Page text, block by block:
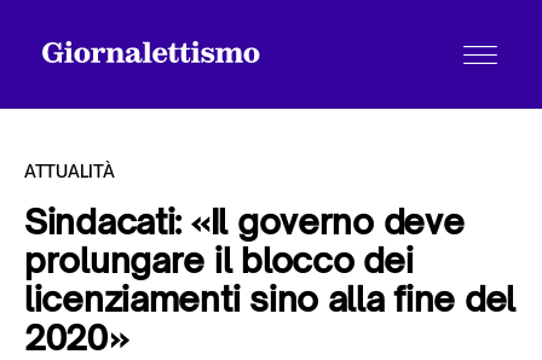
Tutti gli articoli
ATTUALITÀ
Sindacati: «Il governo deve
prolungare il blocco dei
licenziamenti sino alla fine del
2020»